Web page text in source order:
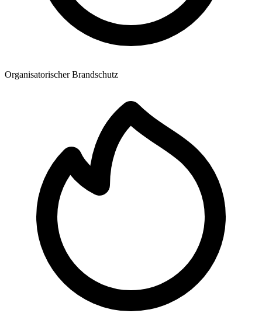
Organisatorischer Brandschutz